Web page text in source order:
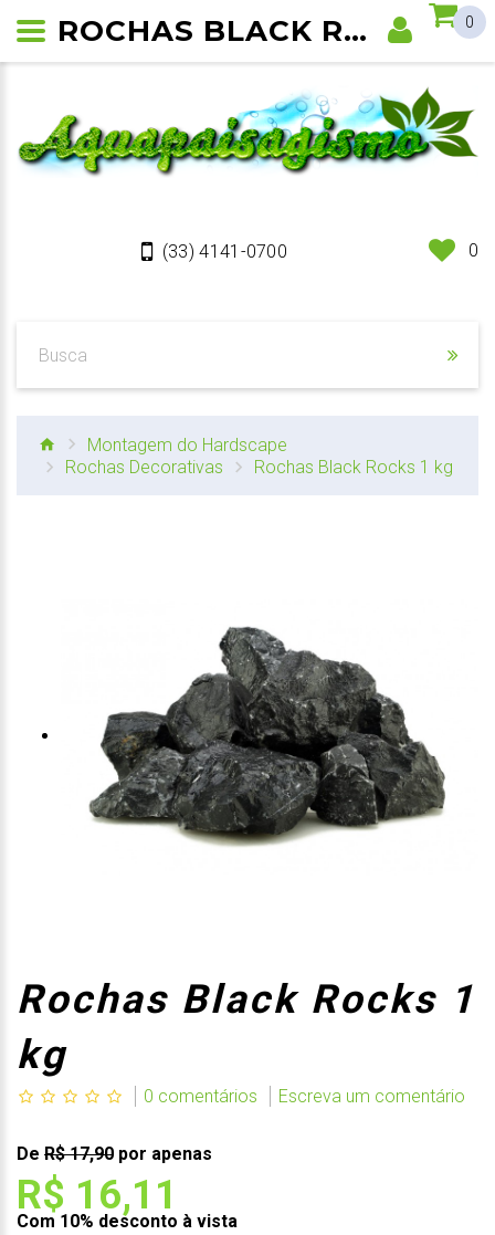
(33) 4141-0700 0
0
Montagem do Hardscape
Rochas Decorativas
Rochas Black Rocks 1 kg
Rochas Black Rocks 1
kg
0 comentários Escreva um comentário
De R$ 17,90 por apenas
R$ 16,11
Com 10% desconto à vista
ROCHAS BLACK ROCKS